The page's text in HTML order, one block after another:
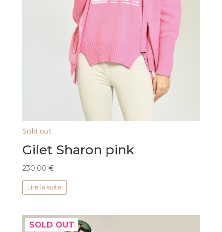
Sold out
Gilet Sharon pink
230,00 €
Lire la suite
SOLD OUT